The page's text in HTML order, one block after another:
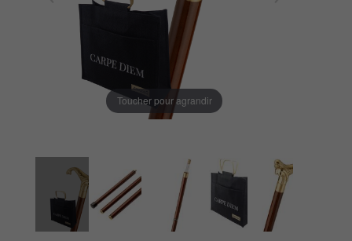
Toucher pour agrandir